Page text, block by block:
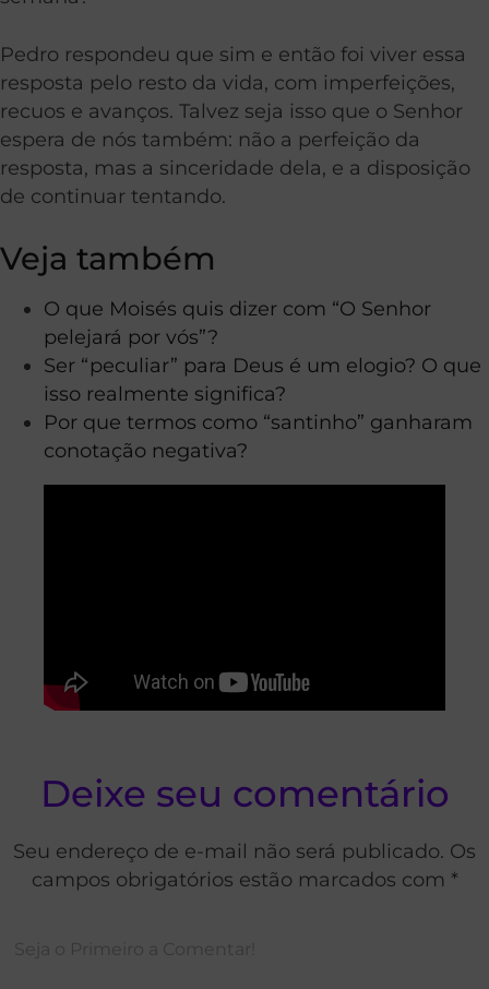
Pedro respondeu que sim e então foi viver essa
resposta pelo resto da vida, com imperfeições,
recuos e avanços. Talvez seja isso que o Senhor
espera de nós também: não a perfeição da
resposta, mas a sinceridade dela, e a disposição
de continuar tentando.
Veja também
O que Moisés quis dizer com “O Senhor
pelejará por vós”?
Ser “peculiar” para Deus é um elogio? O que
isso realmente significa?
Por que termos como “santinho” ganharam
conotação negativa?
Deixe seu comentário
Seu endereço de e-mail não será publicado. Os
campos obrigatórios estão marcados com *